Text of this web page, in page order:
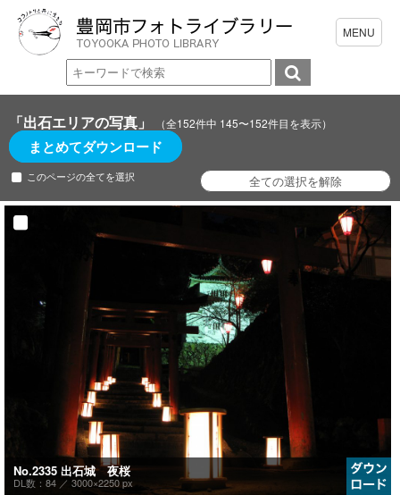
「出石エリアの写真」 （全152件中 145〜152件目を表示）
まとめてダウンロード
このページの全てを選択
No.2335 出石城 夜桜
DL数：84 ／ 3000×2250 px